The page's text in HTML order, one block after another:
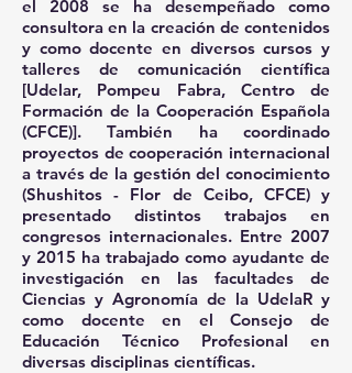
el 2008 se ha desempeñado como
consultora en la creación de contenidos
y como docente en diversos cursos y
talleres de comunicación científica
[Udelar, Pompeu Fabra, Centro de
Formación de la Cooperación Española
(CFCE)]. También ha coordinado
proyectos de cooperación internacional
a través de la gestión del conocimiento
(Shushitos - Flor de Ceibo, CFCE) y
presentado distintos trabajos en
congresos internacionales. Entre 2007
y 2015 ha trabajado como ayudante de
investigación en las facultades de
Ciencias y Agronomía de la UdelaR y
como docente en el Consejo de
Educación Técnico Profesional en
diversas disciplinas científicas.